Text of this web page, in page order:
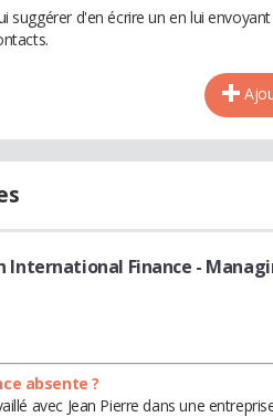
suggérer d'en écrire un en lui
International Finance -
absente ?
avec Jean Pierre dans une